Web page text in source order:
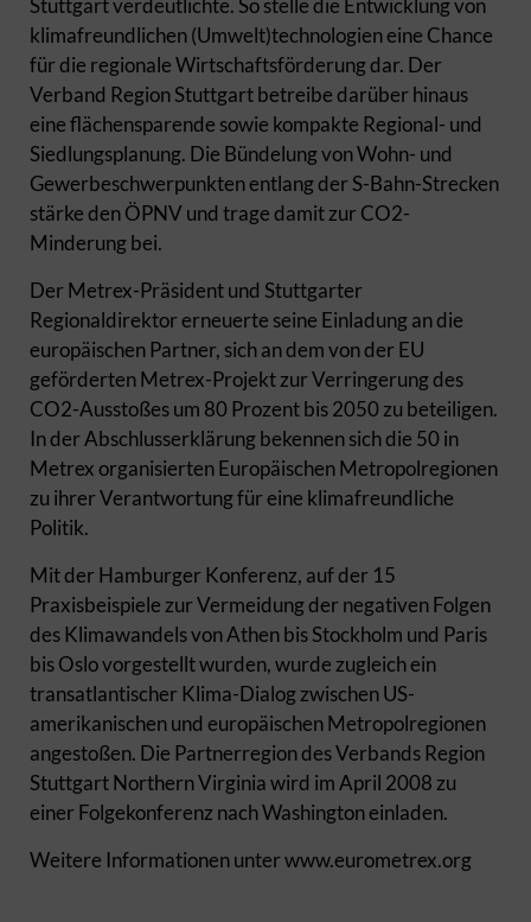
Stuttgart verdeutlichte. So stelle die Entwicklung von
klimafreundlichen (Umwelt)technologien eine Chance
für die regionale Wirtschaftsförderung dar. Der
Verband Region Stuttgart betreibe darüber hinaus
eine flächensparende sowie kompakte Regional- und
Siedlungsplanung. Die Bündelung von Wohn- und
Gewerbeschwerpunkten entlang der S-Bahn-Strecken
stärke den ÖPNV und trage damit zur CO2-
Minderung bei.
Der Metrex-Präsident und Stuttgarter
Regionaldirektor erneuerte seine Einladung an die
europäischen Partner, sich an dem von der EU
geförderten Metrex-Projekt zur Verringerung des
CO2-Ausstoßes um 80 Prozent bis 2050 zu beteiligen.
In der Abschlusserklärung bekennen sich die 50 in
Metrex organisierten Europäischen Metropolregionen
zu ihrer Verantwortung für eine klimafreundliche
Politik.
Mit der Hamburger Konferenz, auf der 15
Praxisbeispiele zur Vermeidung der negativen Folgen
des Klimawandels von Athen bis Stockholm und Paris
bis Oslo vorgestellt wurden, wurde zugleich ein
transatlantischer Klima-Dialog zwischen US-
amerikanischen und europäischen Metropolregionen
angestoßen. Die Partnerregion des Verbands Region
Stuttgart Northern Virginia wird im April 2008 zu
einer Folgekonferenz nach Washington einladen.
Weitere Informationen unter www.eurometrex.org